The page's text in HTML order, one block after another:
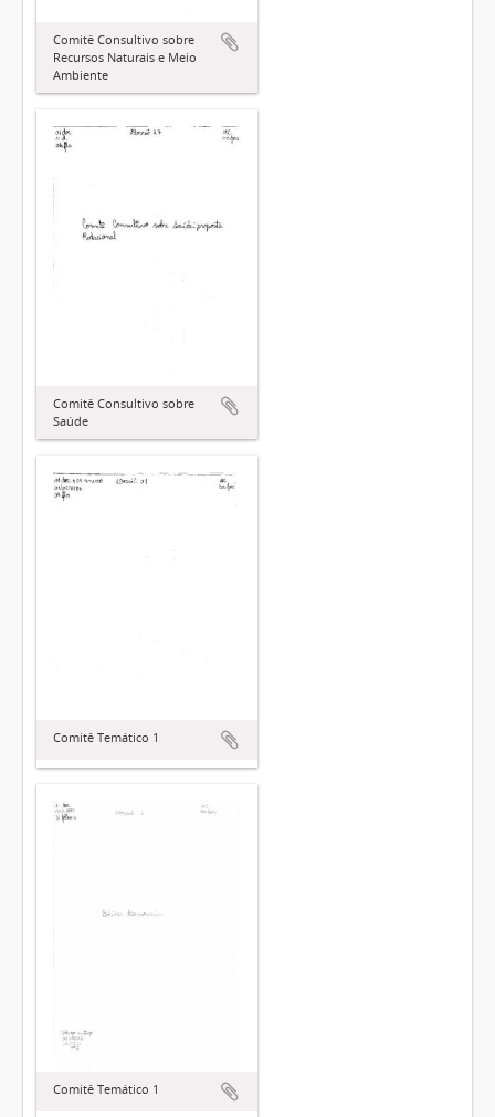
Comitê Consultivo sobre
Recursos Naturais e Meio
Ambiente
Comitê Consultivo sobre
Saúde
Comitê Temático 1
Comitê Temático 1